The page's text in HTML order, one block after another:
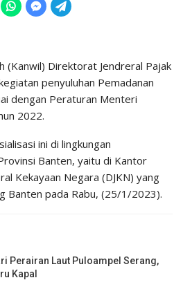
(Kanwil) Direktorat Jendreral Pajak
penyuluhan Pemadanan
dengan Peraturan Menteri
2022.
ini di lingkungan
Banten, yaitu di Kantor
Kekayaan Negara (DJKN) yang
Banten pada Rabu, (25/1/2023).
Perairan Laut Puloampel Serang,
Kapal